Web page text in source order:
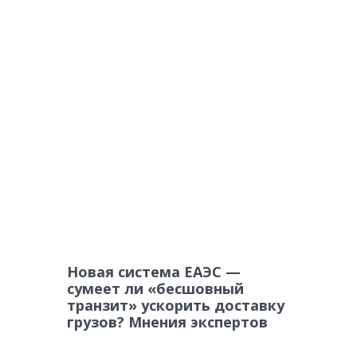
Новая система ЕАЭС —
сумеет ли «бесшовный
транзит» ускорить доставку
грузов? Мнения экспертов